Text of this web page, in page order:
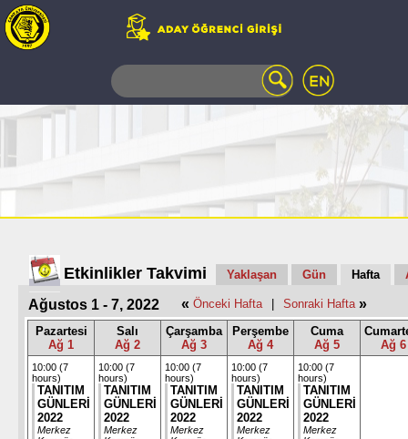
TELEFON
AÇILAN
UZAKTAN
EĞİTİM
KAMPÜSTE
YAŞAM
KÜTÜPHANE
PORTALI
ULAŞIM
Etkinlikler Takvimi Yaklaşan Gün Hafta
Ağustos 1 - 7, 2022 « Önceki Hafta | Sonraki Hafta »
Pazartesi
Ağ 1
Salı
Ağ 2
Çarşamba
Ağ 3
Perşembe
Ağ 4
Cuma
Ağ 5
Ağ 6
10:00 (7
hours)
TANITIM
GÜNLERİ
2022
Merkez
10:00 (7
hours)
TANITIM
GÜNLERİ
2022
Merkez
10:00 (7
hours)
TANITIM
GÜNLERİ
2022
Merkez
10:00 (7
hours)
TANITIM
GÜNLERİ
2022
Merkez
10:00 (7
hours)
TANITIM
GÜNLERİ
2022
Merkez